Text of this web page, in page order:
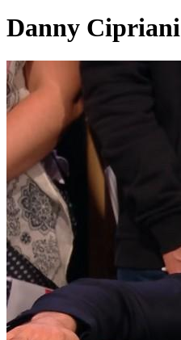
Danny Cipriani